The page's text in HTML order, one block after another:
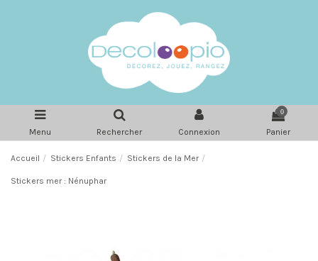
Menu Rechercher Connexion
0
Panier
Accueil Stickers Enfants Stickers de la Mer
Stickers mer : Nénuphar